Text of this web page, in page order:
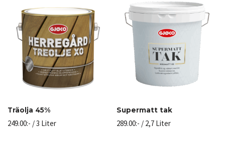
Träolja 45%
249.00:- / 3 Liter
Supermatt tak
289.00:- / 2,7 Liter